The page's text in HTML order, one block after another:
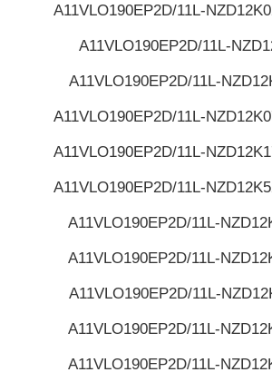
A11VLO190EP2D/11L-
A11VLO190EP2D/11L-
A11VLO190EP2D/11L-
A11VLO190EP2D/11L-
A11VLO190EP2D/11L-
A11VLO190EP2D/11L-
A11VLO190EP2D/11L-
A11VLO190EP2D/11L-
A11VLO190EP2D/11L-
A11VLO190EP2D/11L-
A11VLO190EP2D/11L-